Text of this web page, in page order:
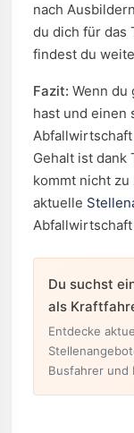
nach
du dich für das
findest du
Fazit: Wenn du
hast und einen
Abfallwirtschaft
Gehalt ist dank
kommt nicht
aktuelle
Du suchst
als
Entdecke
Busfahrer und